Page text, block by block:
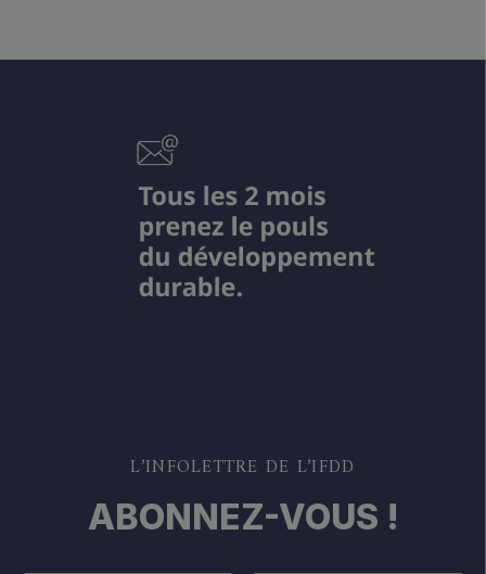
L’INFOLETTRE DE L’IFDD
ABONNEZ-VOUS !